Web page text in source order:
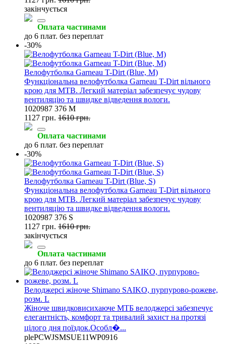
закінчується
Оплата частинами
до 6 плат. без переплат
-30%
Велофутболка Garneau T-Dirt (Blue, M)
Функціональна велофутболка Garneau T-Dirt вільного
крою для MTB. Легкий матеріал забезпечує чудову
вентиляцію та швидке відведення вологи.
1020987 376 M
1127 грн. 1610 грн.
Оплата частинами
до 6 плат. без переплат
-30%
Велофутболка Garneau T-Dirt (Blue, S)
Функціональна велофутболка Garneau T-Dirt вільного
крою для MTB. Легкий матеріал забезпечує чудову
вентиляцію та швидке відведення вологи.
1020987 376 S
1127 грн. 1610 грн.
закінчується
Оплата частинами
до 6 плат. без переплат
Велоджерсі жіноче Shimano SAIKO, пурпурово-рожеве,
розм. L
Жіноче швидковисихаюче МТБ велоджерсі забезпечує
елегантність, комфорт та тривалий захист на протязі
цілого дня поїздок.Особл�...
plePCWJSMSUE11WP0916